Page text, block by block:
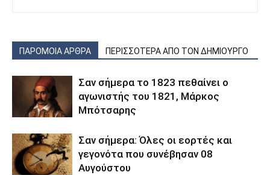
ΠΑΡΟΜΟΙΑ ΑΡΘΡΑ ΠΕΡΙΣΣΟΤΕΡΑ ΑΠΟ ΤΟΝ ΔΗΜΙΟΥΡΓΟ
Σαν σήμερα το 1823 πεθαίνει ο
αγωνιστής του 1821, Μάρκος
Μπότσαρης
Σαν σήμερα: Όλες οι εορτές και
γεγονότα που συνέβησαν 08
Αυγούστου